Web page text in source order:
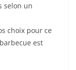
selon un
choix pour ce
est